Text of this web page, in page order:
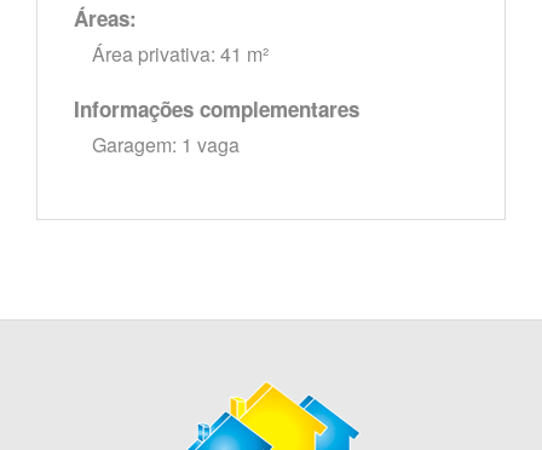
Áreas:
Área privativa: 41 m²
Informações complementares
Garagem: 1 vaga